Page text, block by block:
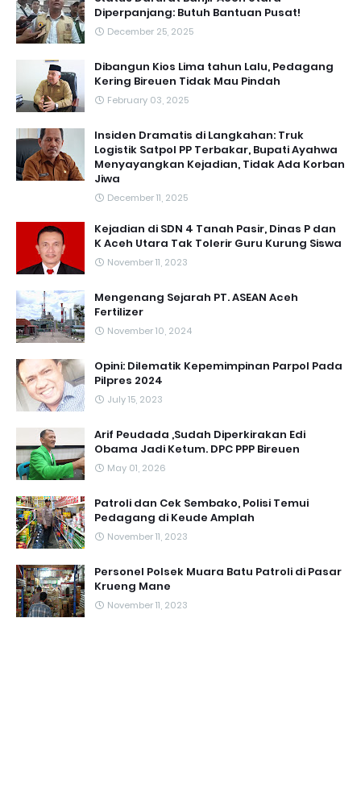
Diperpanjang: Butuh Bantuan Pusat!
December 25, 2025
Dibangun Kios Lima tahun Lalu, Pedagang
Kering Bireuen Tidak Mau Pindah
February 03, 2025
Insiden Dramatis di Langkahan: Truk
Logistik Satpol PP Terbakar, Bupati Ayahwa
Menyayangkan Kejadian, Tidak Ada Korban
Jiwa
December 11, 2025
Kejadian di SDN 4 Tanah Pasir, Dinas P dan
K Aceh Utara Tak Tolerir Guru Kurung Siswa
November 11, 2023
Mengenang Sejarah PT. ASEAN Aceh
Fertilizer
November 10, 2024
Opini: Dilematik Kepemimpinan Parpol Pada
Pilpres 2024
July 15, 2023
Arif Peudada ,Sudah Diperkirakan Edi
Obama Jadi Ketum. DPC PPP Bireuen
May 01, 2026
Patroli dan Cek Sembako, Polisi Temui
Pedagang di Keude Amplah
November 11, 2023
Personel Polsek Muara Batu Patroli di Pasar
Krueng Mane
November 11, 2023